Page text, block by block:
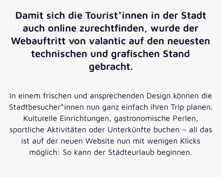
Damit sich die Tourist*innen in der Stadt
auch online zurechtfinden, wurde der
Webauftritt von valantic auf den neuesten
technischen und grafischen Stand
gebracht.
In einem frischen und ansprechenden Design können die
Stadtbesucher*innen nun ganz einfach ihren Trip planen.
Kulturelle Einrichtungen, gastronomische Perlen,
sportliche Aktivitäten oder Unterkünfte buchen – all das
ist auf der neuen Website nun mit wenigen Klicks
möglich: So kann der Städteurlaub beginnen.